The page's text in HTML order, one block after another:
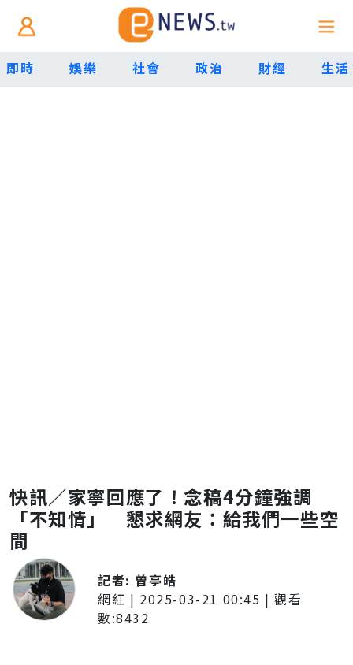
即時 娛樂 社會 政治 財經 生活
快訊／家寧回應了！念稿4分鐘強調
「不知情」 懇求網友：給我們一些空
間
記者: 曾亭皓
網紅 | 2025-03-21 00:45 | 觀看
數:8432